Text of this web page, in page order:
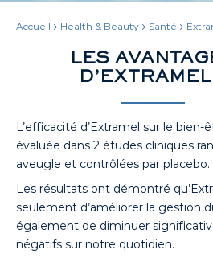
Accueil Health & Beauty Santé
LES
L’efficacité d’Extramel sur le
évaluée dans 2 études cliniques
aveugle et contrôlées par placebo.
Les résultats ont démontré
seulement d’améliorer la gestion
également de diminuer
négatifs sur notre quotidien.